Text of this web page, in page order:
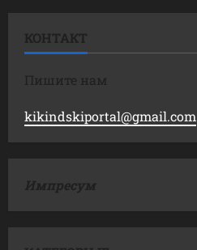
КОНТАКТ
Пишите нам
kikindskiportal@gmail.com
Импресум